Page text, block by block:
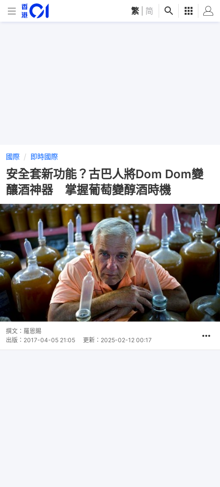
繁 简
國際 即時國際
安全套新功能？古巴人將Dom Dom變
釀酒神器 掌握葡萄變醇酒時機
撰文： 羅恩賜
出版： 2017-04-05 21:05 更新： 2025-02-12 00:17